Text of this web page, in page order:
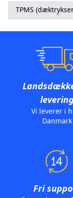
TPMS
Vi leverer i
Danmark
Fri